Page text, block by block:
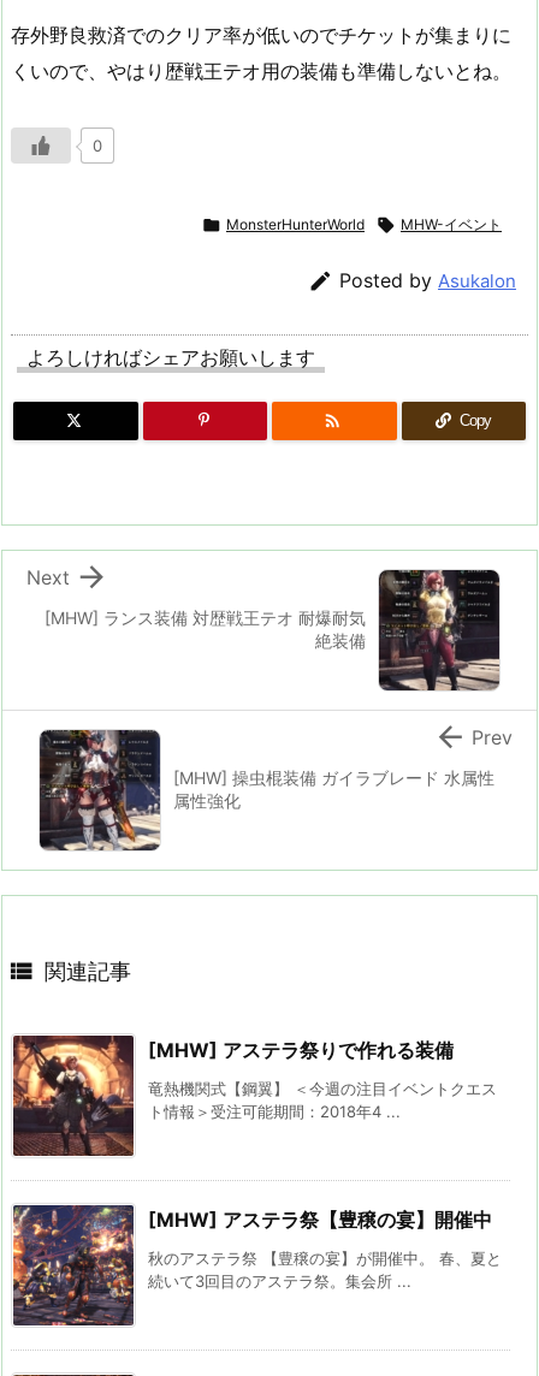
存外野良救済でのクリア率が低いのでチケットが集まりに
くいので、やはり歴戦王テオ用の装備も準備しないとね。
0
 MonsterHunterWorld  MHW-イベント
 Posted by Asukalon
よろしければシェアお願いします
 Copy
[MHW] ランス装備 対歴戦王テオ 耐爆耐気
絶装備

Next
[MHW] 操虫棍装備 ガイラブレード 水属性
属性強化
 Prev
 関連記事
[MHW] アステラ祭りで作れる装備
竜熱機関式【鋼翼】 ＜今週の注目イベントクエス
ト情報＞受注可能期間：2018年4 ...
[MHW] アステラ祭【豊穣の宴】開催中
秋のアステラ祭 【豊穣の宴】が開催中。 春、夏と
続いて3回目のアステラ祭。集会所 ...